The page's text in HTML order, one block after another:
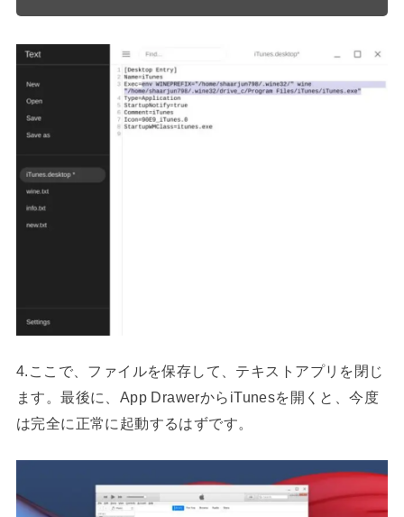
4.ここで、ファイルを保存して、テキストアプリを閉じ
ます。最後に、App DrawerからiTunesを開くと、今度
は完全に正常に起動するはずです。